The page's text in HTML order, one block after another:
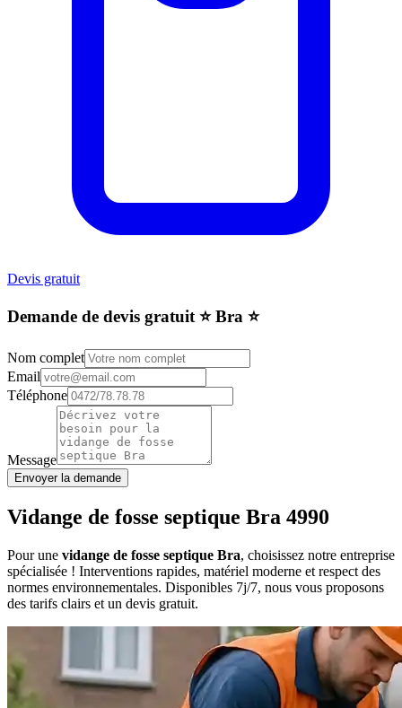
Devis gratuit
Demande de devis gratuit ⭐️ Bra ⭐️
Nom complet
Email
Téléphone
Message
Envoyer la demande
Vidange de fosse septique Bra 4990
Pour une vidange de fosse septique Bra, choisissez notre entreprise
spécialisée ! Interventions rapides, matériel moderne et respect des
normes environnementales. Disponibles 7j/7, nous vous proposons
des tarifs clairs et un devis gratuit.